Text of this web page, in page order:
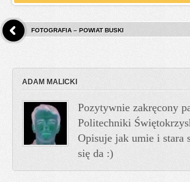
FOTOGRAFIA – POWIAT BUSKI
ADAM MALICKI
Pozytywnie zakręcony
Politechniki
Opisuje jak umie i stara
się da :)